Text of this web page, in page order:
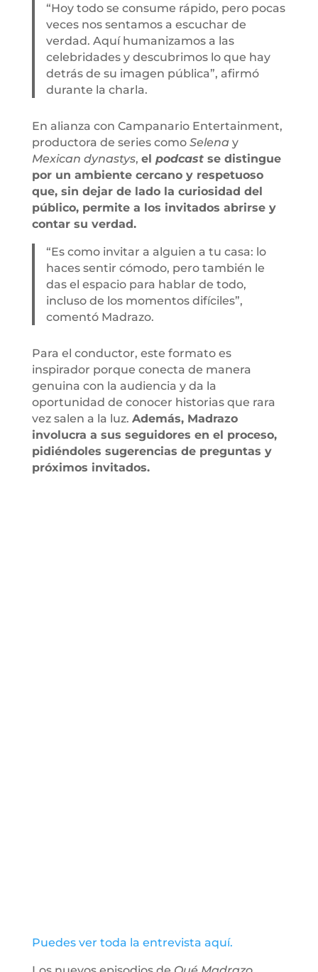
“Hoy todo se consume rápido, pero pocas
veces nos sentamos a escuchar de
verdad. Aquí humanizamos a las
celebridades y descubrimos lo que hay
detrás de su imagen pública”, afirmó
durante la charla.
En alianza con Campanario Entertainment,
productora de series como Selena y
Mexican dynastys, el podcast se distingue
por un ambiente cercano y respetuoso
que, sin dejar de lado la curiosidad del
público, permite a los invitados abrirse y
contar su verdad.
“Es como invitar a alguien a tu casa: lo
haces sentir cómodo, pero también le
das el espacio para hablar de todo,
incluso de los momentos difíciles”,
comentó Madrazo.
Para el conductor, este formato es
inspirador porque conecta de manera
genuina con la audiencia y da la
oportunidad de conocer historias que rara
vez salen a la luz. Además, Madrazo
involucra a sus seguidores en el proceso,
pidiéndoles sugerencias de preguntas y
próximos invitados.
Puedes ver toda la entrevista aquí.